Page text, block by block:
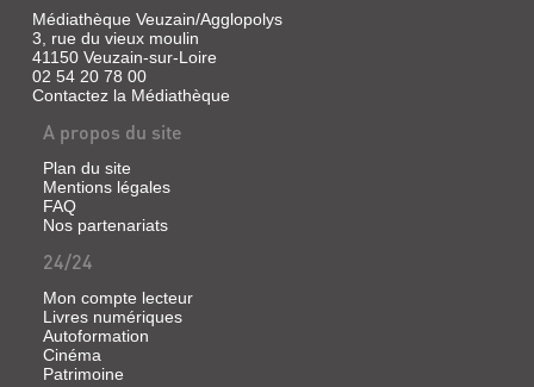
Pouillier,
1896
SUR
LANDES-
LE-
GAULOIS
Alan
Sutton,
2004
(Mémoires
Images)
Bordé
dans
la
majeure
partie
la
qui
confère
certaines
de
Médiathèque Veuzain/Agglopolys
3, rue du vieux moulin
41150 Veuzain-sur-Loire
02 54 20 78 00
Contactez la Médiathèque
A propos du site
Plan du site
Mentions légales
FAQ
Nos partenariats
24/24
Mon compte lecteur
Livres numériques
Autoformation
Cinéma
Patrimoine